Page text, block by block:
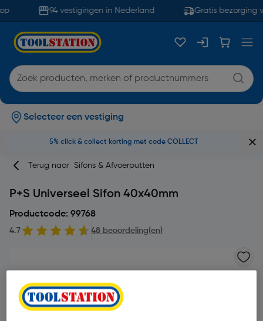
94 vestigingen in Nederland Gratis bezorging
Selecteer een vestiging
5% click & collect korting met code COLLECT
Terug naar Sifons & Afvoerputten
P+S Universeel Sifon 40x40mm
Productcode: 99768
4.7 48 beoordeling(en)